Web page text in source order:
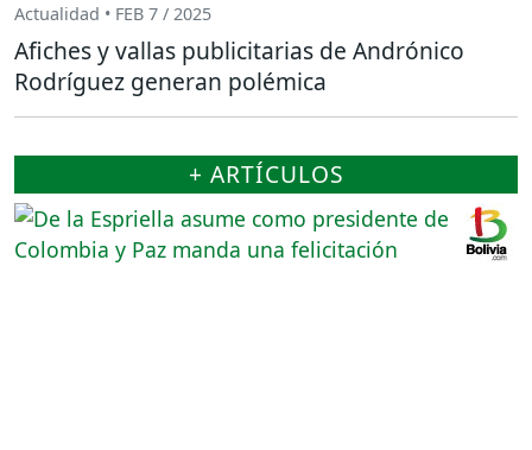
Actualidad • FEB 7 / 2025
Afiches y vallas publicitarias de Andrónico
Rodríguez generan polémica
+ ARTÍCULOS